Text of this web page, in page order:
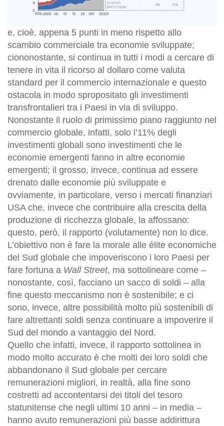
e, cioè, appena 5 punti in meno rispetto allo
scambio commerciale tra economie sviluppate;
ciononostante, si continua in tutti i modi a cercare di
tenere in vita il ricorso al dollaro come valuta
standard per il commercio internazionale e questo
ostacola in modo spropositato gli investimenti
transfrontalieri tra i Paesi in via di sviluppo.
Nonostante il ruolo di primissimo piano raggiunto nel
commercio globale, infatti, solo l’11% degli
investimenti globali sono investimenti che le
economie emergenti fanno in altre economie
emergenti; il grosso, invece, continua ad essere
drenato dalle economie più sviluppate e
ovviamente, in particolare, verso i mercati finanziari
USA che, invece che contribuire alla crescita della
produzione di ricchezza globale, la affossano:
questo, però, il rapporto (volutamente) non lo dice.
L’obiettivo non è fare la morale alle élite economiche
del Sud globale che impoveriscono i loro Paesi per
fare fortuna a Wall Street, ma sottolineare come –
nonostante, così, facciano un sacco di soldi – alla
fine questo meccanismo non è sostenibile; e ci
sono, invece, altre possibilità molto più sostenibili di
fare altrettanti soldi senza continuare a impoverire il
Sud del mondo a vantaggio del Nord.
Quello che infatti, invece, il rapporto sottolinea in
modo molto accurato è che molti dei loro soldi che
abbandonano il Sud globale per cercare
remunerazioni migliori, in realtà, alla fine sono
costretti ad accontentarsi dei titoli del tesoro
statunitense che negli ultimi 10 anni – in media –
hanno avuto remunerazioni più basse addirittura